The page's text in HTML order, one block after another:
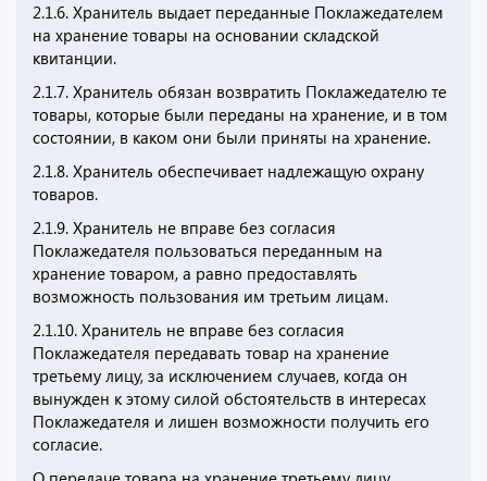
2.1.6. Хранитель выдает переданные Поклажедателем
на хранение товары на основании складской
квитанции.
2.1.7. Хранитель обязан возвратить Поклажедателю те
товары, которые были переданы на хранение, и в том
состоянии, в каком они были приняты на хранение.
2.1.8. Хранитель обеспечивает надлежащую охрану
товаров.
2.1.9. Хранитель не вправе без согласия
Поклажедателя пользоваться переданным на
хранение товаром, а равно предоставлять
возможность пользования им третьим лицам.
2.1.10. Хранитель не вправе без согласия
Поклажедателя передавать товар на хранение
третьему лицу, за исключением случаев, когда он
вынужден к этому силой обстоятельств в интересах
Поклажедателя и лишен возможности получить его
согласие.